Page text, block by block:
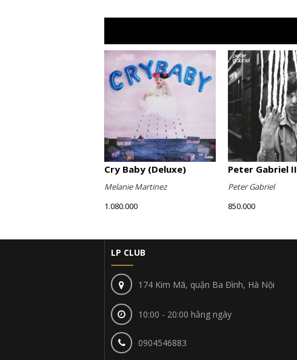
Cry Baby (Deluxe)
Melanie Martinez
1.080.000
Peter Gabriel II
Peter Gabriel
850.000
LP CLUB
174 Kim Mã, quận Ba Đình, Hà Nội
10:00 - 20:00 hằng ngày
0904546883